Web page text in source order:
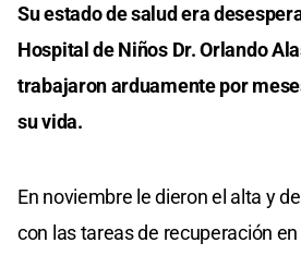
Su estado de salud era
Hospital de Niños Dr. Orlando
trabajaron arduamente por
su vida.
En noviembre le dieron el alta y
con las tareas de recuperación